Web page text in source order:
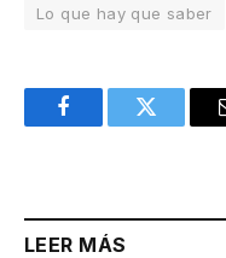
Lo que hay que saber
FacebookTwitter
LEER MÁS